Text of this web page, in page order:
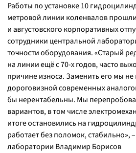
Работы по установке 10
метровой линии коленвалов
и августовского корпоративных
сотрудники центральной
точности оборудования. «Старый
на линии ещё с 70-х годов, часто
причине износа. Заменить его мы не
дороговизной современных
бы нерентабельны. Мы
вариантов, в том числе
итоге остановились на
работает без поломок, стабильно»,
лаборатории Владимир Борисов